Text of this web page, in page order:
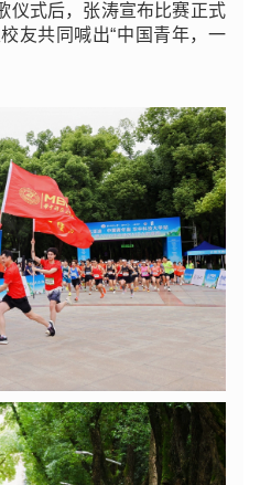
仪式后，张涛宣布比赛正式
友共同喊出“中国青年，一